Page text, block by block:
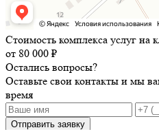
Стоимость комплекса услуг на
от 80 000 ₽
Остались вопросы?
Оставьте свои контакты и мы
время
Отправить заявку